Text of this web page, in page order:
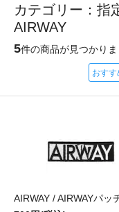
カテゴリー：指
AIRWAY
5件の商品が見つかり
おすす
AIRWAY / AIRWAYパッ